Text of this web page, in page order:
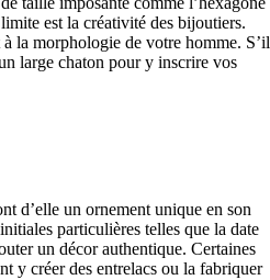
est la créativité des bijoutiers.
la morphologie de votre homme. S’il
large chaton pour y inscrire vos
d’elle un ornement unique en son
particulières telles que la date
un décor authentique. Certaines
y créer des entrelacs ou la fabriquer